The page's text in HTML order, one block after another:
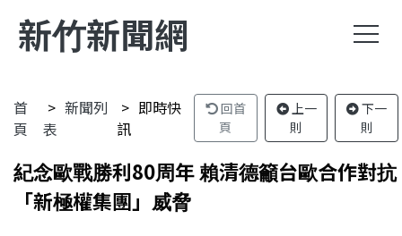
新竹新聞網
首
頁
新聞列
表
即時快
訊
回首
頁
上一
則
下一
則
紀念歐戰勝利80周年 賴清德籲台歐合作對抗
「新極權集團」威脅